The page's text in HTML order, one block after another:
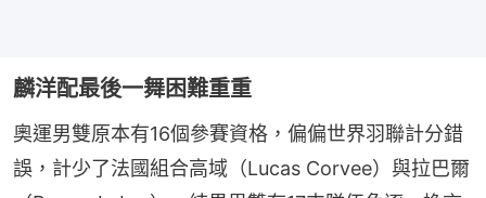
麟洋配最後一舞困難重重
奧運男雙原本有16個參賽資格，偏偏世界羽聯計分錯
誤，計少了法國組合高域（Lucas Corvee）與拉巴爾